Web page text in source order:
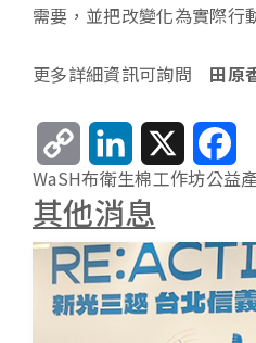
需要，並把改變化為實際行
更多詳細資訊可詢問 田原
o
p
y
L
i
n
k
e
a
e
b
WaSH布衛生棉工作坊公益
其他消息